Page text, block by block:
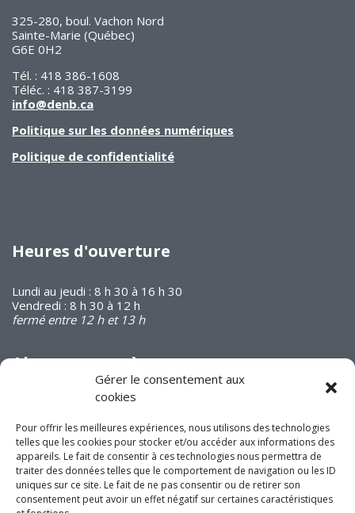
Gérer le consentement aux
cookies
Pour offrir les meilleures expériences, nous utilisons des technologies
telles que les cookies pour stocker et/ou accéder aux informations des
appareils. Le fait de consentir à ces technologies nous permettra de
traiter des données telles que le comportement de navigation ou les ID
uniques sur ce site. Le fait de ne pas consentir ou de retirer son
consentement peut avoir un effet négatif sur certaines caractéristiques
325-280, boul. Vachon Nord
Sainte-Marie (Québec)
G6E 0H2
Tél. : 418 386-1608
Téléc. : 418 387-3199
info@denb.ca
Politique sur les données numériques
Politique de confidentialité
Heures d'ouverture
Lundi au jeudi : 8 h 30 à 16 h 30
Vendredi : 8 h 30 à 12 h
fermé entre 12 h et 13 h
Abonnez-vous à
notre infolettre
Joignez-vous à nous
sur les réseaux